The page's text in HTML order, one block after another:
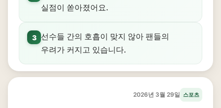
실점이 쏟아졌어요.
3 선수들 간의 호흡이 맞지 않아 팬들의
우려가 커지고 있습니다.
2026년 3월 29일 스포츠